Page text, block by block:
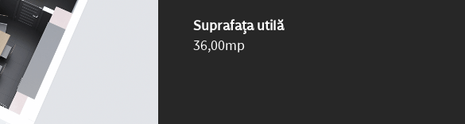
Suprafața utilă
36,00mp